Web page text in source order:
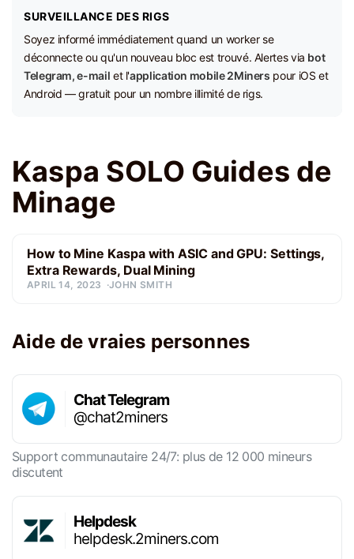
SURVEILLANCE DES RIGS
Soyez informé immédiatement quand un worker se
déconnecte ou qu'un nouveau bloc est trouvé. Alertes via bot
Telegram, e-mail et l'application mobile 2Miners pour iOS et
Android — gratuit pour un nombre illimité de rigs.
Kaspa SOLO Guides de
Minage
How to Mine Kaspa with ASIC and GPU: Settings,
Extra Rewards, Dual Mining
APRIL 14, 2023 JOHN SMITH
Aide de vraies personnes
Chat Telegram
@chat2miners
Support communautaire 24/7: plus de 12 000 mineurs
discutent
Helpdesk
helpdesk.2miners.com